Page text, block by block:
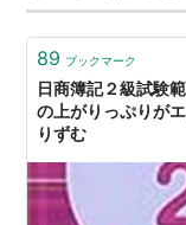
89 ブックマーク
日商簿記２級試験
の上がりっぷりが
りずむ